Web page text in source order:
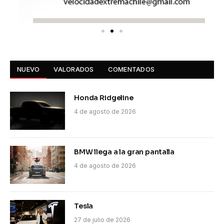
NUEVO VALORADOS COMENTADOS
Honda Ridgeline
4 de agosto de 2026
BMW llega a la gran pantalla
4 de agosto de 2026
Tesla
27 de julio de 2026